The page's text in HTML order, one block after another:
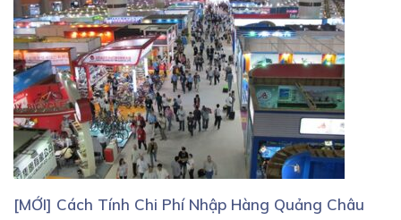
[MỚI] Cách Tính Chi Phí Nhập Hàng Quảng Châu